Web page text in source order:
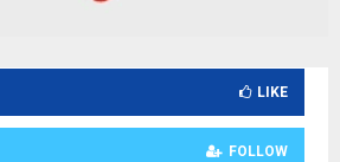
LIKE
FOLLOW